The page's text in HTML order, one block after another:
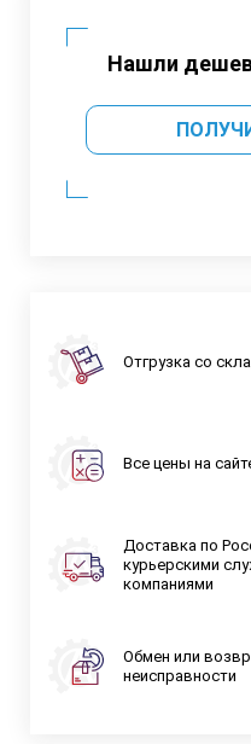
Нашли
Отгрузка со
Все цены на
Доставка по
курьерскими
компаниями
Обмен или
неисправности